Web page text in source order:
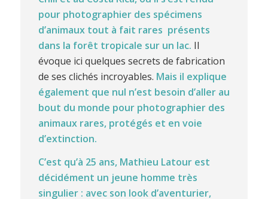
pour photographier des spécimens
d’animaux tout à fait rares présents
dans la forêt tropicale sur un lac. Il
évoque ici quelques secrets de fabrication
de ses clichés incroyables. Mais il explique
également que nul n’est besoin d’aller au
bout du monde pour photographier des
animaux rares, protégés et en voie
d’extinction.
C’est qu’à 25 ans, Mathieu Latour est
décidément un jeune homme très
singulier : avec son look d’aventurier,